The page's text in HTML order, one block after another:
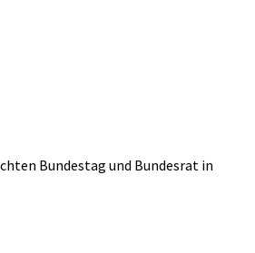
Bundestag und Bundesrat in